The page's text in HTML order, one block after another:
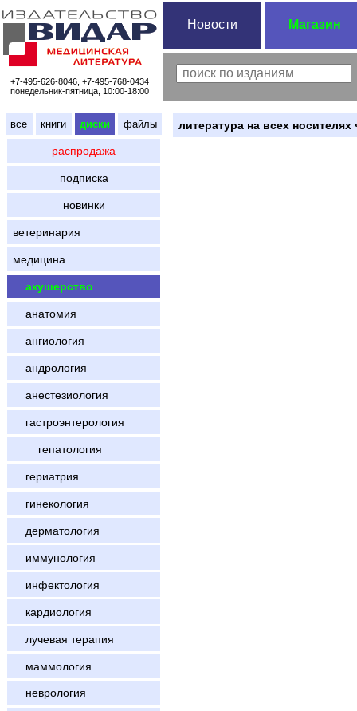
+7-495-626-8046, +7-495-768-0434
понедельник-пятница, 10:00-18:00
Новости Магазин
все книги диски файлы
распродажа
подписка
новинки
ветеринария
медицина
акушерство
анатомия
ангиология
андрология
анестезиология
гастроэнтерология
гепатология
гериатрия
гинекология
дерматология
иммунология
инфектология
кардиология
лучевая терапия
маммология
неврология
литература на всех носителях